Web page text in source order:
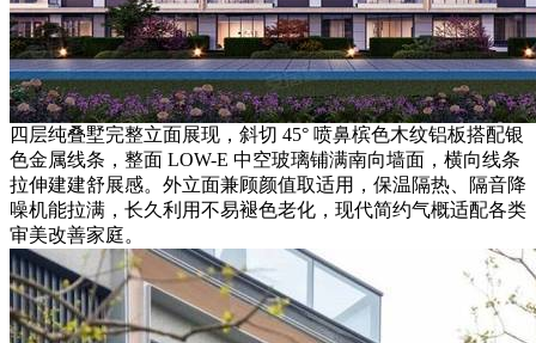
四层纯叠墅完整立面展现，斜切 45° 喷鼻槟色木纹铝板搭配银
色金属线条，整面 LOW-E 中空玻璃铺满南向墙面，横向线条
拉伸建建舒展感。外立面兼顾颜值取适用，保温隔热、隔音降
噪机能拉满，长久利用不易褪色老化，现代简约气概适配各类
审美改善家庭。